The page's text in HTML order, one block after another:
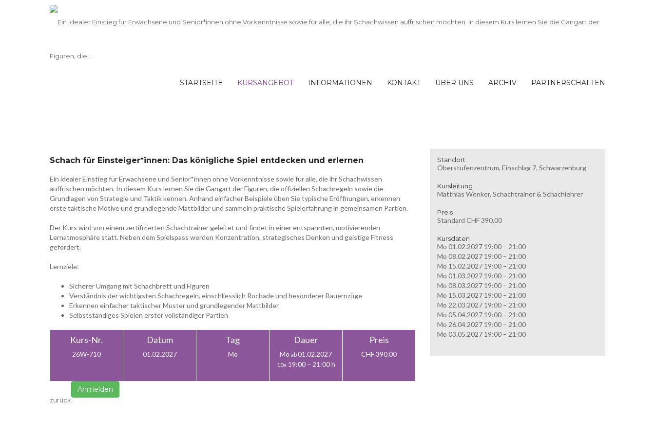
STARTSEITE KURSANGEBOT INFORMATIONEN KONTAKT ÜBER UNS ARCHIV PARTNERSCHAFTEN
Schach für Einsteiger*innen: Das königliche Spiel entdecken und erlernen
Ein idealer Einstieg für Erwachsene und Senior*innen ohne Vorkenntnisse sowie für alle, die ihr Schachwissen
auffrischen möchten. In diesem Kurs lernen Sie die Gangart der Figuren, die offiziellen Schachregeln sowie die
Grundlagen von Strategie und Taktik kennen. Anhand einfacher Beispiele üben Sie typische Eröffnungen, erkennen
erste taktische Motive und grundlegende Mattbilder und sammeln praktische Spielerfahrung in gemeinsamen Partien.
Der Kurs wird von einem zertifizierten Schachtrainer geleitet und findet in einer entspannten, motivierenden
Lernatmosphäre statt. Neben dem Spielspass werden Konzentration, strategisches Denken und geistige Fitness
gefördert.
Lernziele:
Sicherer Umgang mit Schachbrett und Figuren
Verständnis der wichtigsten Schachregeln, einschliesslich Rochade und besonderer Bauernzüge
Erkennen einfacher taktischer Muster und grundlegender Mattbilder
Selbstständiges Spielen erster vollständiger Partien
Kurs-Nr.
26W-710
Datum
01.02.2027
Tag
Mo
Dauer
Mo ab01.02.2027
10x19:00 – 21:00 h
Preis
CHF 390.00
zurück
Anmelden
Standort
Oberstufenzentrum, Einschlag 7, Schwarzenburg
Kursleitung
Matthias Wenker, Schachtrainer & Schachlehrer
Preis
Standard CHF 390.00
Kursdaten
Mo 01.02.2027 19:00 – 21:00
Mo 08.02.2027 19:00 – 21:00
Mo 15.02.2027 19:00 – 21:00
Mo 01.03.2027 19:00 – 21:00
Mo 08.03.2027 19:00 – 21:00
Mo 15.03.2027 19:00 – 21:00
Mo 22.03.2027 19:00 – 21:00
Mo 05.04.2027 19:00 – 21:00
Mo 26.04.2027 19:00 – 21:00
Mo 03.05.2027 19:00 – 21:00